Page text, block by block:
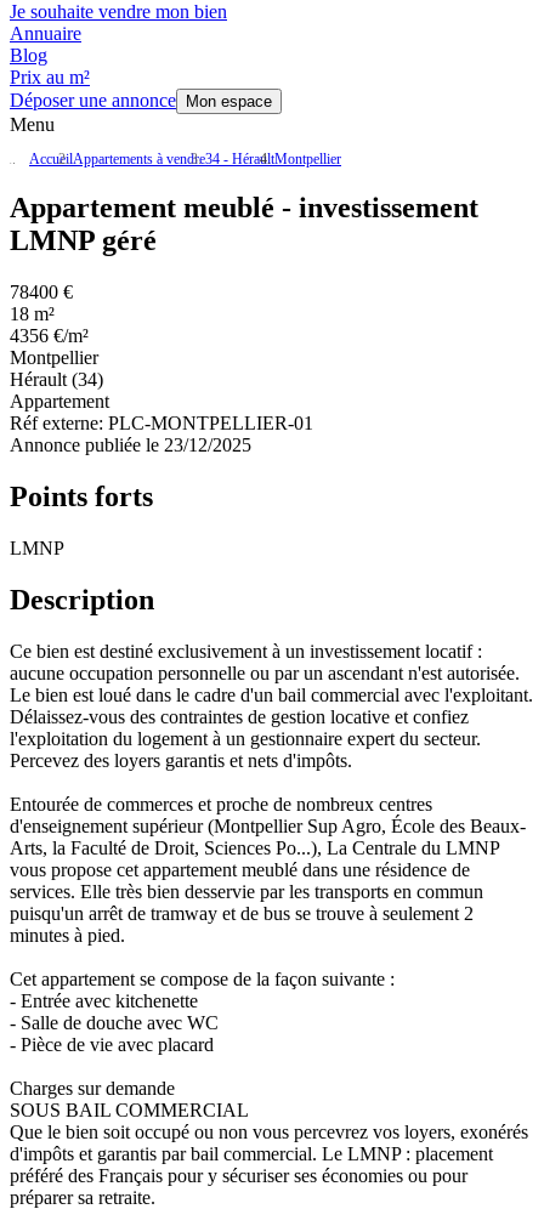
Je souhaite vendre mon bien
Annuaire
Blog
Prix au m²
Déposer une annonce
Mon espace
Menu
AccueilAppartements à vendre34 - HéraultMontpellier
Appartement meublé - investissement
LMNP géré
78400 €
18 m²
4356 €/m²
Montpellier
Hérault (34)
Appartement
Réf externe: PLC-MONTPELLIER-01
Annonce publiée le 23/12/2025
Points forts
LMNP
Description
Ce bien est destiné exclusivement à un investissement locatif :
aucune occupation personnelle ou par un ascendant n'est autorisée.
Le bien est loué dans le cadre d'un bail commercial avec l'exploitant.
Délaissez-vous des contraintes de gestion locative et confiez
l'exploitation du logement à un gestionnaire expert du secteur.
Percevez des loyers garantis et nets d'impôts.
Entourée de commerces et proche de nombreux centres
d'enseignement supérieur (Montpellier Sup Agro, École des Beaux-
Arts, la Faculté de Droit, Sciences Po...), La Centrale du LMNP
vous propose cet appartement meublé dans une résidence de
services. Elle très bien desservie par les transports en commun
puisqu'un arrêt de tramway et de bus se trouve à seulement 2
minutes à pied.
Cet appartement se compose de la façon suivante :
- Entrée avec kitchenette
- Salle de douche avec WC
- Pièce de vie avec placard
Charges sur demande
SOUS BAIL COMMERCIAL
Que le bien soit occupé ou non vous percevrez vos loyers, exonérés
d'impôts et garantis par bail commercial. Le LMNP : placement
préféré des Français pour y sécuriser ses économies ou pour
préparer sa retraite.